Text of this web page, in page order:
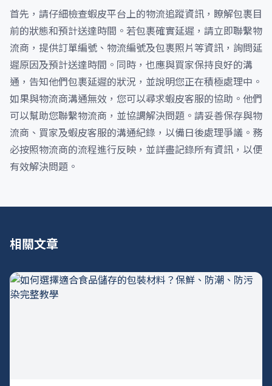
首先，請仔細檢查蝦皮平台上的物流追蹤資訊，瞭解包裹目
前的狀態和預計送達時間。若包裹確實延遲，請立即聯繫物
流商，提供訂單編號、物流編號及包裹照片等資訊，詢問延
遲原因及預計送達時間。同時，也應與買家保持良好的溝
通，告知他們包裹延遲的狀況，並說明您正在積極處理中。
如果與物流商溝通無效，您可以尋求蝦皮客服的協助。他們
可以幫助您聯繫物流商，並協調解決問題。請妥善保存與物
流商、買家及蝦皮客服的溝通紀錄，以備日後處理爭議。務
必按照物流商的流程進行反映，並詳盡記錄所有資訊，以便
有效解決問題。
相關文章